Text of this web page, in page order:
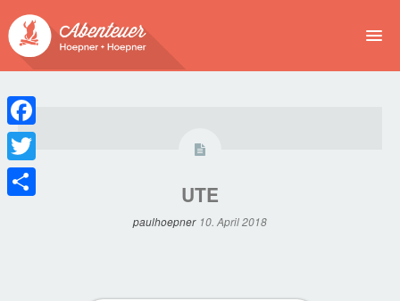
UTE
paulhoepner 10. April 2018
Facebook
Twitter